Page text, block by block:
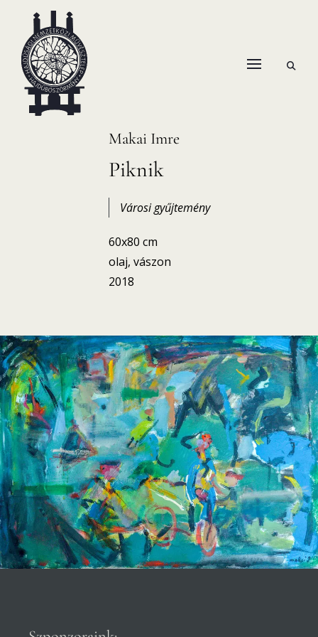
content
HANEMA – Hajdúsági Nemzetközi Művésztelep
open
Makai Imre
Piknik
Városi gyűjtemény
60x80 cm
olaj, vászon
2018